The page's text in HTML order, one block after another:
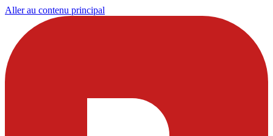
Aller au contenu principal